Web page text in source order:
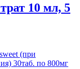
10 мл, 5